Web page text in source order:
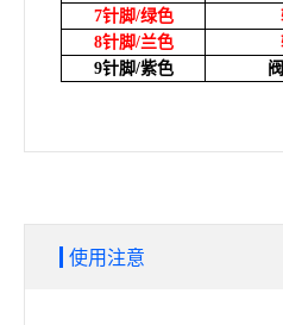
7针脚/绿色
8针脚/兰色
9针脚/紫色
使用注意